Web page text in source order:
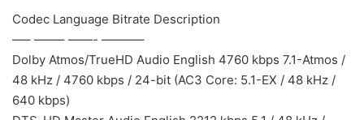
Codec Language Bitrate Description
—– ——– ——- ———–
Dolby Atmos/TrueHD Audio English 4760 kbps 7.1-Atmos /
48 kHz / 4760 kbps / 24-bit (AC3 Core: 5.1-EX / 48 kHz /
640 kbps)